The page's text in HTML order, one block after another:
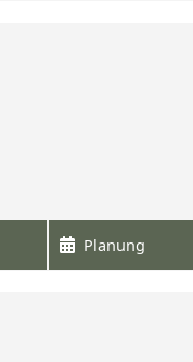
Planung